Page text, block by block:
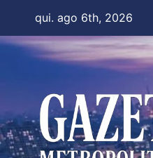
content
qui. ago 6th, 2026